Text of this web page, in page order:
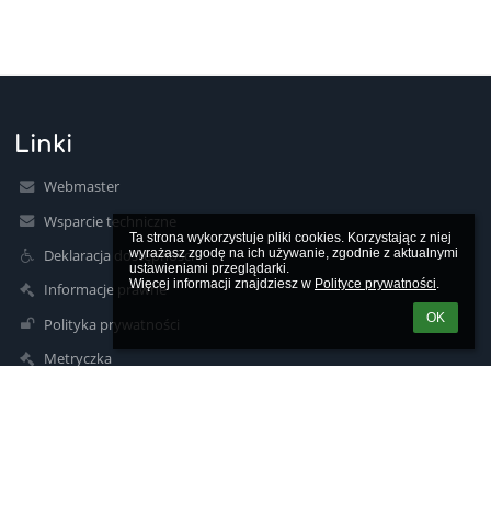
Ta strona wykorzystuje pliki cookies. Korzystając z niej
wyrażasz zgodę na ich używanie, zgodnie z aktualnymi
ustawieniami przeglądarki.
Więcej informacji znajdziesz w Polityce prywatności.
OK
Linki
Webmaster
Wsparcie techniczne
Deklaracja dostępności
Informacje prawne
Polityka prywatności
Metryczka